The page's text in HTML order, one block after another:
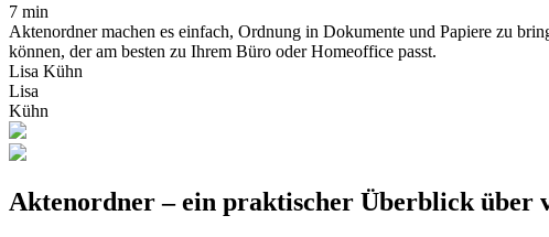
7 min
Aktenordner machen es einfach, Ordnung in Dokumente und Papiere zu
können, der am besten zu Ihrem Büro oder Homeoffice passt.
Lisa Kühn
Lisa
Kühn
Aktenordner – ein praktischer Überblick über